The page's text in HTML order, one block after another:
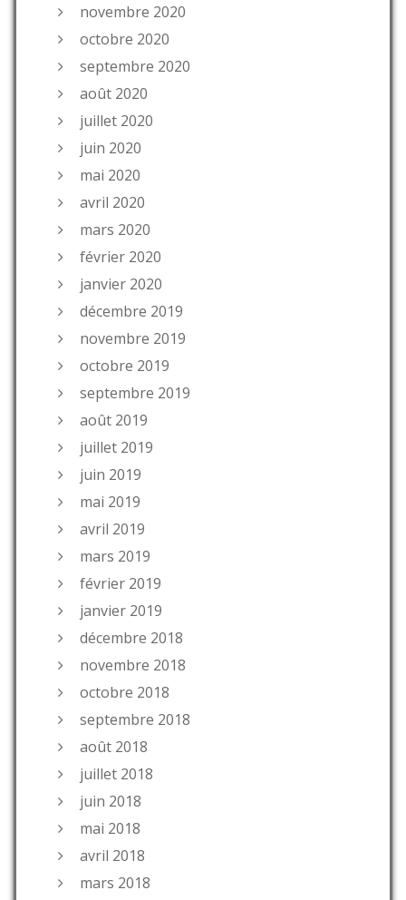
novembre 2020
octobre 2020
septembre 2020
août 2020
juillet 2020
juin 2020
mai 2020
avril 2020
mars 2020
février 2020
janvier 2020
décembre 2019
novembre 2019
octobre 2019
septembre 2019
août 2019
juillet 2019
juin 2019
mai 2019
avril 2019
mars 2019
février 2019
janvier 2019
décembre 2018
novembre 2018
octobre 2018
septembre 2018
août 2018
juillet 2018
juin 2018
mai 2018
avril 2018
mars 2018